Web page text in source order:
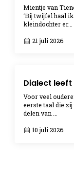
Mientje van
‘Bij twijfel haal
kleindochter er…
21 juli 2026
Dialect
Voor veel
eerste taal die
delen van …
10 juli 2026